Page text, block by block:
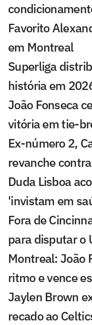
Favorito
em Montreal
Superliga
história em
João Fonseca
vitória em tie-
Ex-número 2,
revanche
Duda Lisboa
'invistam em
Fora de
para disputar o
Montreal: João
ritmo e vence
Jaylen Brown
recado ao